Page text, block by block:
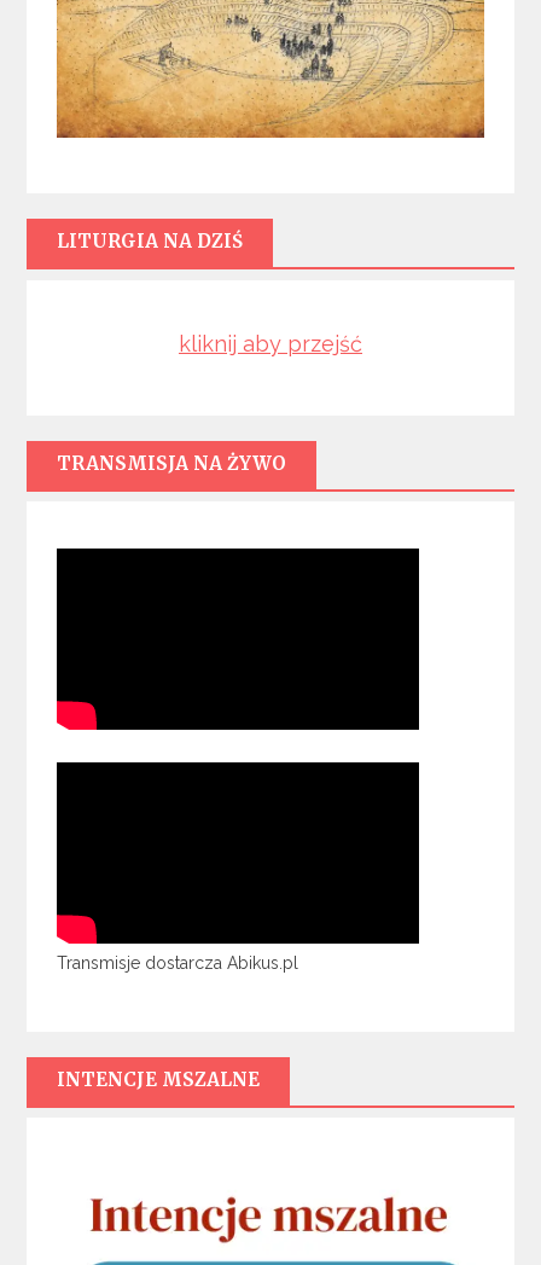
LITURGIA NA DZIŚ
kliknij aby przejść
TRANSMISJA NA ŻYWO
Transmisje dostarcza Abikus.pl
INTENCJE MSZALNE